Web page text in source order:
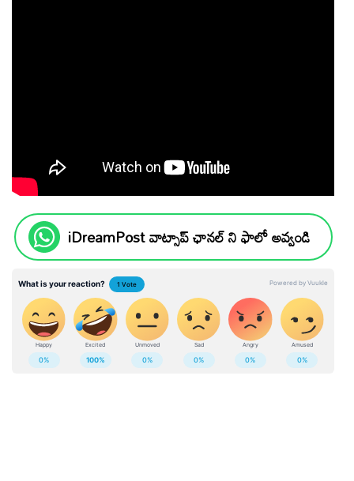
iDreamPost వాట్సాప్ ఛానల్ ని ఫాలో అవ్వండి